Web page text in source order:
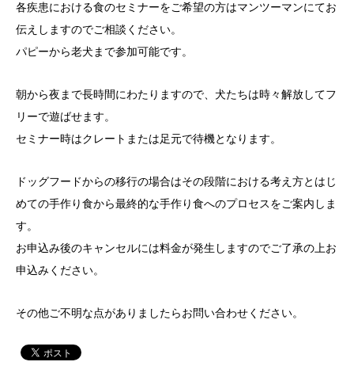
各疾患における食のセミナーをご希望の方はマンツーマンにてお
伝えしますのでご相談ください。
パピーから老犬まで参加可能です。
朝から夜まで長時間にわたりますので、犬たちは時々解放してフ
リーで遊ばせます。
セミナー時はクレートまたは足元で待機となります。
ドッグフードからの移行の場合はその段階における考え方とはじ
めての手作り食から最終的な手作り食へのプロセスをご案内しま
す。
お申込み後のキャンセルには料金が発生しますのでご了承の上お
申込みください。
その他ご不明な点がありましたらお問い合わせください。